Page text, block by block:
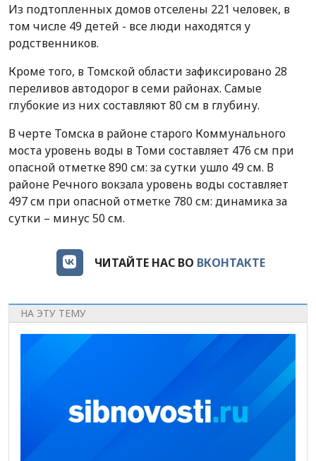
Из подтопленных домов отселены 221 человек, в
том числе 49 детей - все люди находятся у
родственников.
Кроме того, в Томской области зафиксировано 28
переливов автодорог в семи районах. Самые
глубокие из них составляют 80 см в глубину.
В черте Томска в районе старого Коммунального
моста уровень воды в Томи составляет 476 см при
опасной отметке 890 см: за сутки ушло 49 см. В
районе Речного вокзала уровень воды составляет
497 см при опасной отметке 780 см: динамика за
сутки – минус 50 см.
ЧИТАЙТЕ НАС ВО ВКОНТАКТЕ
НА ЭТУ ТЕМУ